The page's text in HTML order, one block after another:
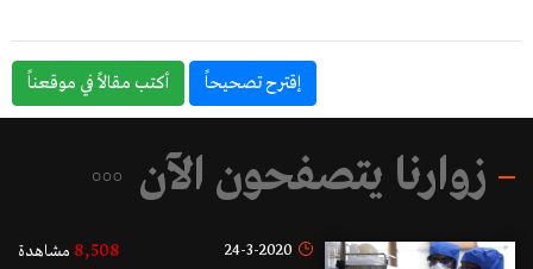
إقترح تصحيحاً أكتب مقالاً في موقعناً
زوارنا يتصفحون الآن
24-3-2020
8,508 مشاهدة